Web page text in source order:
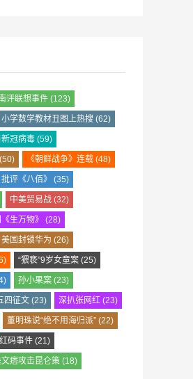
评联想事件 (123)
小学数学教材丑图上热搜 (62)
冠病毒 (59)
(50) 《朝鲜战争》连载 (48)
批评《八佰》 (35)
中美贸易战 (32)
生万物》 (28)
美国封锁华为 (26)
“猥亵”9岁女童案 (25)
孙小果案 (23)
四征文 (23) 深扒张网红 (23)
董明珠说“绝不用海归派” (22)
码事件 (21)
痞攻击昆仑策 (18)